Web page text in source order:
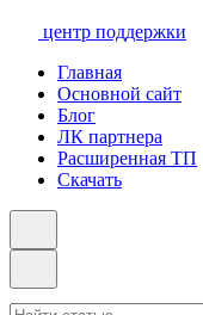
центр поддержки
Главная
Основной сайт
Блог
ЛК партнера
Расширенная ТП
Скачать